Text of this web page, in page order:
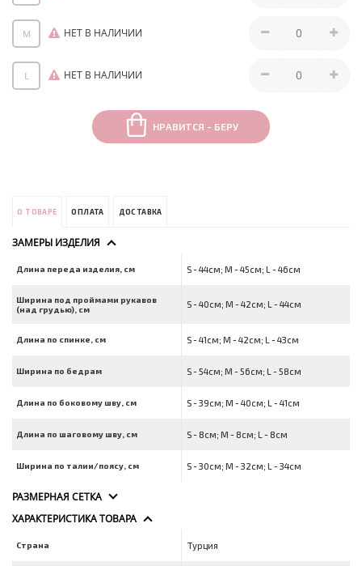
M НЕТ В НАЛИЧИИ
L НЕТ В НАЛИЧИИ
НРАВИТСЯ - БЕРУ
О ТОВАРЕ ОПЛАТА ДОСТАВКА
ЗАМЕРЫ ИЗДЕЛИЯ
Длина переда изделия, см S - 44см; M - 45см; L - 46см
Ширина под проймами рукавов
(над грудью), см
S - 40см; M - 42см; L - 44см
Длина по спинке, см S - 41см; M - 42см; L - 43см
Ширина по бедрам S - 54см; M - 56см; L - 58см
Длина по боковому шву, см S - 39см; M - 40см; L - 41см
Длина по шаговому шву, см S - 8см; M - 8см; L - 8см
Ширина по талии/поясу, см S - 30см; M - 32см; L - 34см
РАЗМЕРНАЯ СЕТКА
ХАРАКТЕРИСТИКА ТОВАРА
Страна Турция